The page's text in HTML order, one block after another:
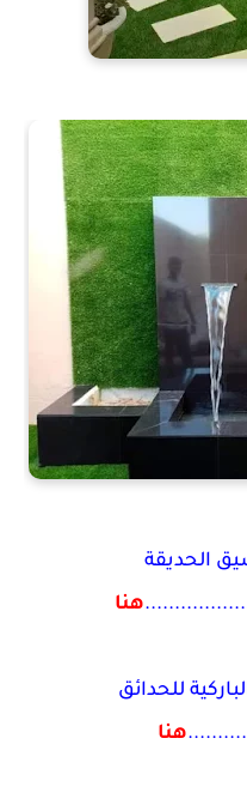
الحديقة
هنا
للحدائق
هنا